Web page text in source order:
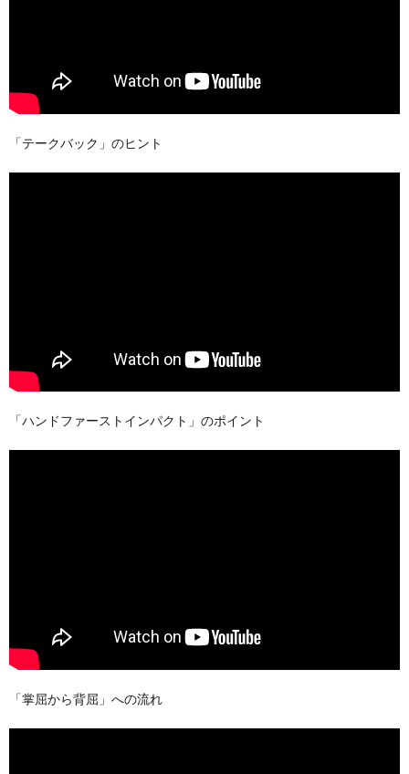
「テークバック」のヒント
「ハンドファーストインパクト」のポイント
「掌屈から背屈」への流れ